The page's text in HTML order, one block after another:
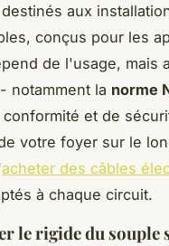
aux
conçus pour les
de l'usage, mais
notamment la norme
et de
votre foyer sur le
acheter des câbles
à chaque circuit.
le rigide du souple